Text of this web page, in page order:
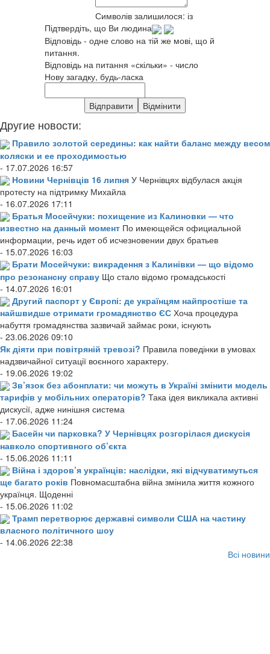
Символів залишилося: із
Підтвердіть, що Ви людина
Відповідь - одне слово на тій же мові, що й
питання.
Відповідь на питання «скільки» - число
Нову загадку, будь-ласка
Другие новости:
Правило золотой середины: как найти баланс между весом
коляски и ее проходимостью
- 17.07.2026 16:57
Новини Чернівців 16 липня У Чернівцях відбулася акція
протесту на підтримку Михайла
- 16.07.2026 17:11
Братья Мосейчуки: похищение из Калиновки — что
известно на данный момент По имеющейся официальной
информации, речь идет об исчезновении двух братьев
- 15.07.2026 16:03
Брати Мосейчуки: викрадення з Калинівки — що відомо
про резонансну справу Що стало відомо громадськості
- 14.07.2026 16:01
Другий паспорт у Європі: де українцям найпростіше та
найшвидше отримати громадянство ЄС Хоча процедура
набуття громадянства зазвичай займає роки, існують
- 23.06.2026 09:10
Як діяти при повітряній тревозі? Правила поведінки в умовах
надзвичайної ситуації воєнного характеру.
- 19.06.2026 19:02
Зв’язок без абонплати: чи можуть в Україні змінити модель
тарифів у мобільних операторів? Така ідея викликала активні
дискусії, адже нинішня система
- 17.06.2026 11:24
Басейн чи парковка? У Чернівцях розгорілася дискусія
навколо спортивного об’єкта
- 15.06.2026 11:11
Війна і здоров’я українців: наслідки, які відчуватимуться
ще багато років Повномасштабна війна змінила життя кожного
українця. Щоденні
- 15.06.2026 11:02
Трамп перетворює державні символи США на частину
власного політичного шоу
- 14.06.2026 22:38
Всі новини